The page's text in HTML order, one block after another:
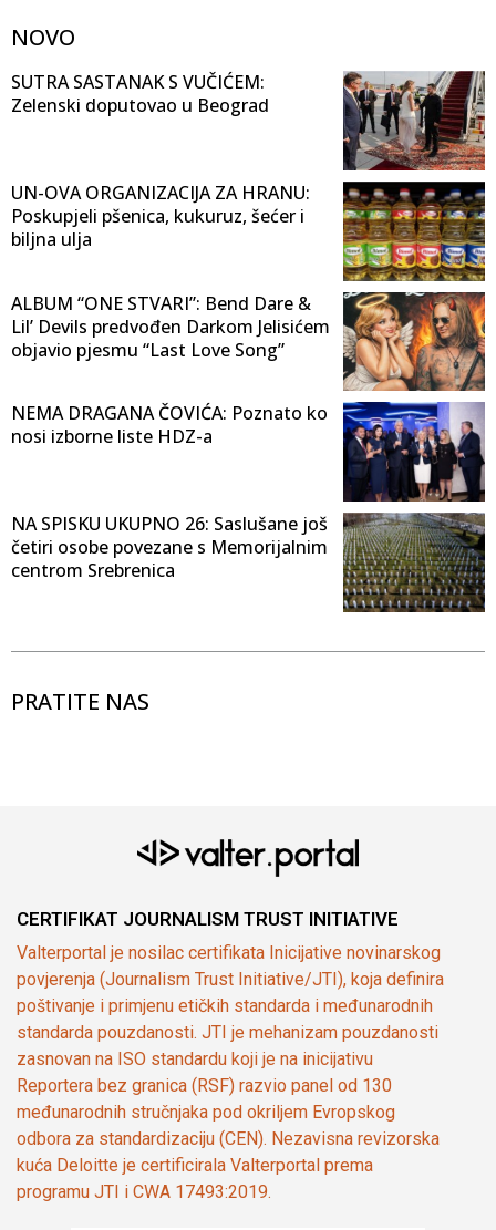
NOVO
SUTRA SASTANAK S VUČIĆEM:
Zelenski doputovao u Beograd
UN-OVA ORGANIZACIJA ZA HRANU:
Poskupjeli pšenica, kukuruz, šećer i
biljna ulja
ALBUM “ONE STVARI”: Bend Dare &
Lil’ Devils predvođen Darkom Jelisićem
objavio pjesmu “Last Love Song”
NEMA DRAGANA ČOVIĆA: Poznato ko
nosi izborne liste HDZ-a
NA SPISKU UKUPNO 26: Saslušane još
četiri osobe povezane s Memorijalnim
centrom Srebrenica
PRATITE NAS
CERTIFIKAT JOURNALISM TRUST INITIATIVE
Valterportal je nosilac certifikata Inicijative novinarskog
povjerenja (Journalism Trust Initiative/JTI), koja definira
poštivanje i primjenu etičkih standarda i međunarodnih
standarda pouzdanosti. JTI je mehanizam pouzdanosti
zasnovan na ISO standardu koji je na inicijativu
Reportera bez granica (RSF) razvio panel od 130
međunarodnih stručnjaka pod okriljem Evropskog
odbora za standardizaciju (CEN). Nezavisna revizorska
kuća Deloitte je certificirala Valterportal prema
programu JTI i CWA 17493:2019.